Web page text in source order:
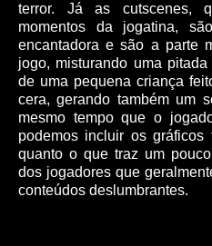
terror. Já as cutscenes,
momentos da jogatina,
encantadora e são a parte
jogo, misturando uma
de uma pequena criança
cera, gerando também um
mesmo tempo que o
podemos incluir os
quanto o que traz um
dos jogadores que
conteúdos deslumbrantes.